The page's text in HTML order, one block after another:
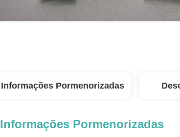
Informações Pormenorizadas
Informações Pormenorizadas